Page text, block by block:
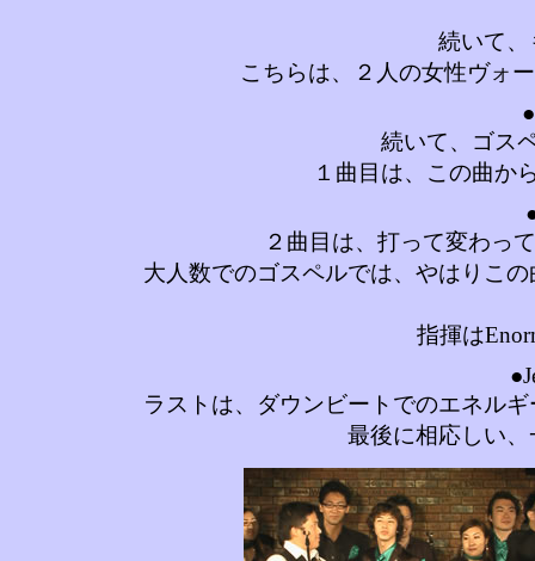
続いて、
こちらは、２人の女性ヴォ
続いて、ゴス
１曲目は、この曲か
２曲目は、打って変わっ
大人数でのゴスペルでは、やはりこ
指揮は
ラストは、ダウンビートでのエネル
最後に相応しい